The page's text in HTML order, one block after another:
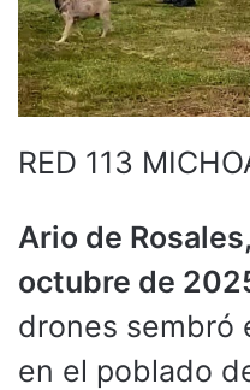
RED 113
Ario de
octubre de
drones sembró
en el poblado